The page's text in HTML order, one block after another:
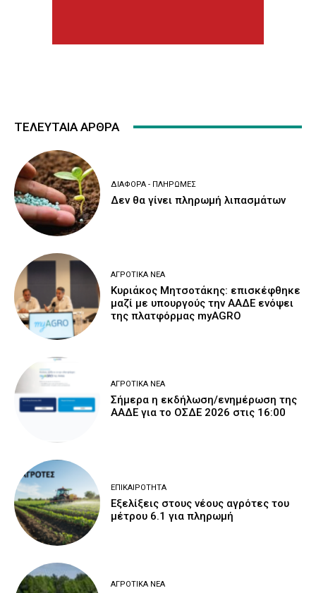
ΤΕΛΕΥΤΑΙΑ ΑΡΘΡΑ
ΔΙΆΦΟΡΑ - ΠΛΗΡΩΜΈΣ
Δεν θα γίνει πληρωμή λιπασμάτων
ΑΓΡΟΤΙΚΆ ΝΈΑ
Κυριάκος Μητσοτάκης: επισκέφθηκε
μαζί με υπουργούς την ΑΑΔΕ ενόψει
της πλατφόρμας myAGRO
ΑΓΡΟΤΙΚΆ ΝΈΑ
Σήμερα η εκδήλωση/ενημέρωση της
ΑΑΔΕ για το ΟΣΔΕ 2026 στις 16:00
ΕΠΙΚΑΙΡΌΤΗΤΑ
Εξελίξεις στους νέους αγρότες του
μέτρου 6.1 για πληρωμή
ΑΓΡΟΤΙΚΆ ΝΈΑ